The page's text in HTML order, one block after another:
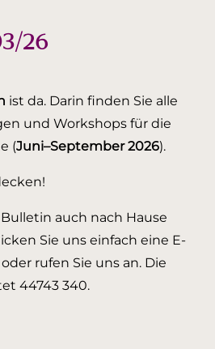
26
ist da. Darin finden Sie alle
und Workshops für die
(Juni–September 2026).
auch nach Hause
Sie uns einfach eine E-
rufen Sie uns an. Die
44743 340.